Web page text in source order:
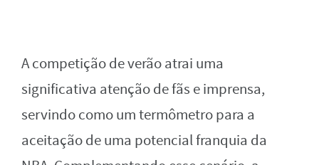
A competição de verão atrai uma
significativa atenção de fãs e imprensa,
servindo como um termômetro para a
aceitação de uma potencial franquia da